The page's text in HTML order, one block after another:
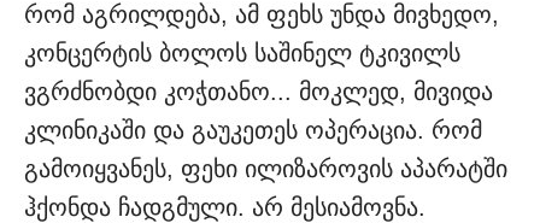
რომ აგრილდება, ამ ფეხს უნდა მივხედო,
კონცერტის ბოლოს საშინელ ტკივილს
ვგრძნობდი კოჭთანო... მოკლედ, მივიდა
კლინიკაში და გაუკეთეს ოპერაცია. რომ
გამოიყვანეს, ფეხი ილიზაროვის აპარატში
ჰქონდა ჩადგმული. არ მესიამოვნა.